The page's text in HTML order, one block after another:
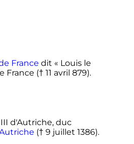
France dit « Louis le
France († 11 avril 879).
d'Autriche, duc
(† 9 juillet 1386).